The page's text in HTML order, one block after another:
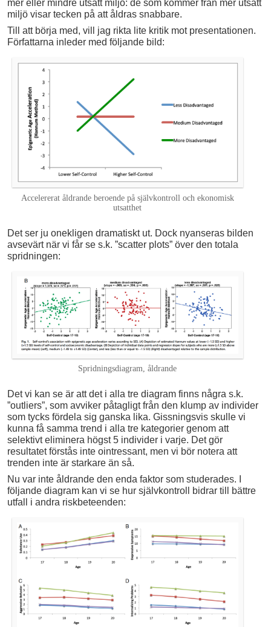
mer eller mindre utsatt miljö: de som kommer från mer utsatt
miljö visar tecken på att åldras snabbare.
Till att börja med, vill jag rikta lite kritik mot presentationen.
Författarna inleder med följande bild:
Accelererat åldrande beroende på självkontroll och ekonomisk
utsatthet
Det ser ju onekligen dramatiskt ut. Dock nyanseras bilden
avsevärt när vi får se s.k. ”scatter plots” över den totala
spridningen:
Spridningsdiagram, åldrande
Det vi kan se är att det i alla tre diagram finns några s.k.
”outliers”, som avviker påtagligt från den klump av individer
som tycks fördela sig ganska lika. Gissningsvis skulle vi
kunna få samma trend i alla tre kategorier genom att
selektivt eliminera högst 5 individer i varje. Det gör
resultatet förstås inte ointressant, men vi bör notera att
trenden inte är starkare än så.
Nu var inte åldrande den enda faktor som studerades. I
följande diagram kan vi se hur självkontroll bidrar till bättre
utfall i andra riskbeteenden: